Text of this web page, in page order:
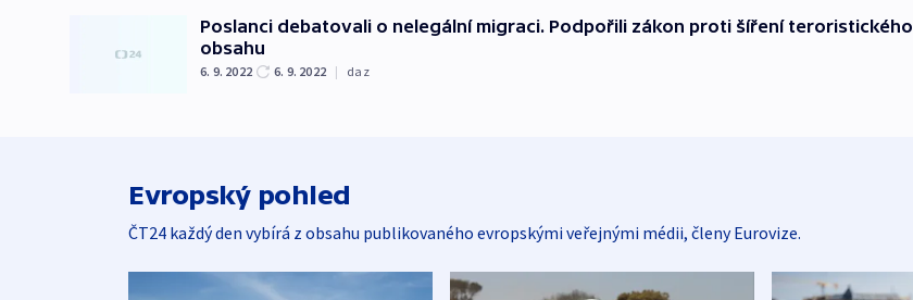
Poslanci debatovali o nelegální migraci. Podpořili zákon proti šíření teroristického
obsahu
6. 9. 2022 6. 9. 2022 | daz
Evropský pohled
ČT24 každý den vybírá z obsahu publikovaného evropskými veřejnými médii, členy Eurovize.